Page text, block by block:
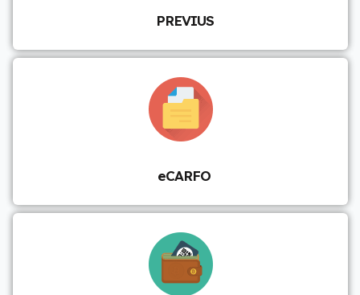
PREVIUS
eCARFO